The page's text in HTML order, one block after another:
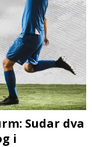
Sudar dva
i